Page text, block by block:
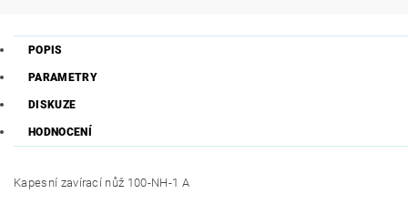
POPIS
PARAMETRY
DISKUZE
HODNOCENÍ
Kapesní zavírací nůž 100-NH-1 A